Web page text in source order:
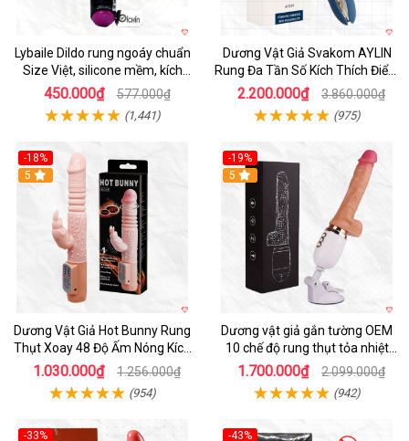
Lybaile Dildo rung ngoáy chuẩn
Size Việt, silicone mềm, kích
thích mạnh
450.000₫ 577.000₫
(1,441)
Dương Vật Giả Svakom AYLIN
Rung Đa Tần Số Kích Thích Điểm
G
2.200.000₫ 3.860.000₫
(975)
-18%
Hot
5
Dương Vật Giả Hot Bunny Rung
Thụt Xoay 48 Độ Ấm Nóng Kích
Thích
1.030.000₫ 1.256.000₫
(954)
-19%
Hot
5
Dương vật giả gắn tường OEM
10 chế độ rung thụt tỏa nhiệt
siêu thực
1.700.000₫ 2.099.000₫
(942)
-33%
-43%